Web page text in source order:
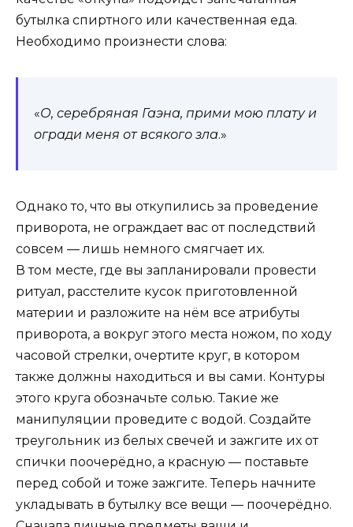
бутылка спиртного или качественная еда.
Необходимо произнести слова:
«О, серебряная Гаэна, прими мою плату и
огради меня от всякого зла.»
Однако то, что вы откупились за проведение
приворота, не ограждает вас от последствий
совсем — лишь немного смягчает их.
В том месте, где вы запланировали провести
ритуал, расстелите кусок приготовленной
материи и разложите на нём все атрибуты
приворота, а вокруг этого места ножом, по ходу
часовой стрелки, очертите круг, в котором
также должны находиться и вы сами. Контуры
этого круга обозначьте солью. Такие же
манипуляции проведите с водой. Создайте
треугольник из белых свечей и зажгите их от
спички поочерёдно, а красную — поставьте
перед собой и тоже зажгите. Теперь начните
укладывать в бутылку все вещи — поочерёдно.